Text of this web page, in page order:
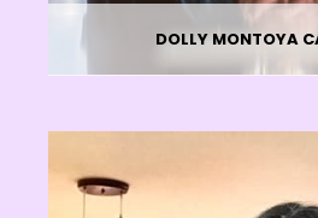
DOLLY MONTOYA